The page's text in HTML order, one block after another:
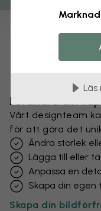
Förändra din
Vårt designteam
för att göra det
Ändra storlek
Lägga till eller
Anpassa en
Skapa din
Skapa din
Läs